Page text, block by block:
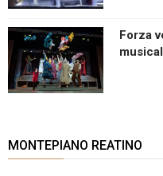
Forza
MONTEPIANO REATINO